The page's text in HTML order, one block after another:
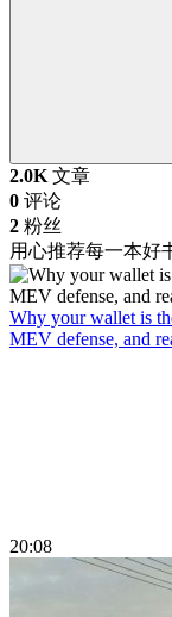
2.0K 文章
0 评论
2 粉丝
用心推荐每一本好
Why your wallet is
MEV defense, and
20:08